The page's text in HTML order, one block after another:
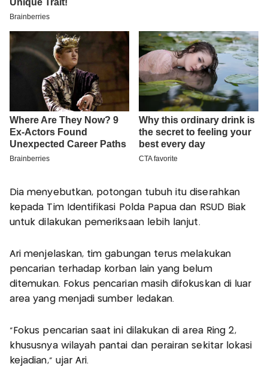
Dia menyebutkan, potongan tubuh itu diserahkan
kepada Tim Identifikasi Polda Papua dan RSUD Biak
untuk dilakukan pemeriksaan lebih lanjut.
Ari menjelaskan, tim gabungan terus melakukan
pencarian terhadap korban lain yang belum
ditemukan. Fokus pencarian masih difokuskan di luar
area yang menjadi sumber ledakan.
"Fokus pencarian saat ini dilakukan di area Ring 2,
khususnya wilayah pantai dan perairan sekitar lokasi
kejadian," ujar Ari.